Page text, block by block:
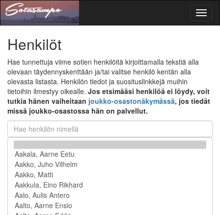
Henkilöt
Hae tunnettuja viime sotien henkilöitä kirjoittamalla tekstiä alla
olevaan täydennyskenttään ja/tai valitse henkilö kentän alla
olevasta listasta. Henkilön tiedot ja suosituslinkkejä muihin
tietoihin ilmestyy oikealle. Jos etsimääsi henkilöä ei löydy, voit
tutkia hänen vaiheitaan joukko-osastonäkymässä, jos tiedät
missä joukko-osastossa hän on palvellut.